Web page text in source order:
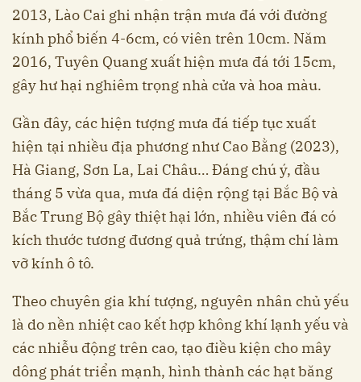
2013, Lào Cai ghi nhận trận mưa đá với đường
kính phổ biến 4-6cm, có viên trên 10cm. Năm
2016, Tuyên Quang xuất hiện mưa đá tới 15cm,
gây hư hại nghiêm trọng nhà cửa và hoa màu.
Gần đây, các hiện tượng mưa đá tiếp tục xuất
hiện tại nhiều địa phương như Cao Bằng (2023),
Hà Giang, Sơn La, Lai Châu… Đáng chú ý, đầu
tháng 5 vừa qua, mưa đá diện rộng tại Bắc Bộ và
Bắc Trung Bộ gây thiệt hại lớn, nhiều viên đá có
kích thước tương đương quả trứng, thậm chí làm
vỡ kính ô tô.
Theo chuyên gia khí tượng, nguyên nhân chủ yếu
là do nền nhiệt cao kết hợp không khí lạnh yếu và
các nhiễu động trên cao, tạo điều kiện cho mây
dông phát triển mạnh, hình thành các hạt băng